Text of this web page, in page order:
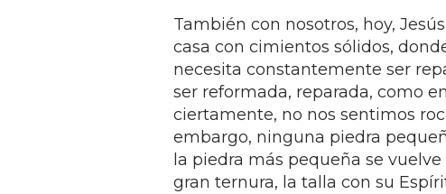
También con nosotros, hoy,
casa con cimientos sólidos,
necesita constantemente ser
ser reformada, reparada, como
ciertamente, no nos sentimos
embargo, ninguna piedra
la piedra más pequeña se
gran ternura, la talla con su